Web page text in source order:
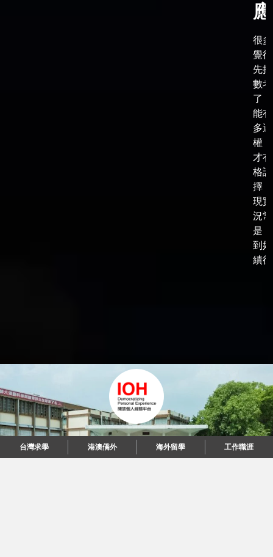
台灣求學 港澳僑外 海外留學 工作職涯
應
很
覺
先
數
了
能
多
權
才
格
擇
現
況常
是
到
績